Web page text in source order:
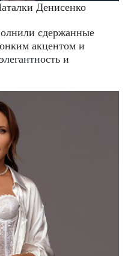
Денисенко
сдержанные
акцентом и
и